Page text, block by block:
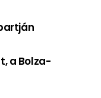
a Bolza-